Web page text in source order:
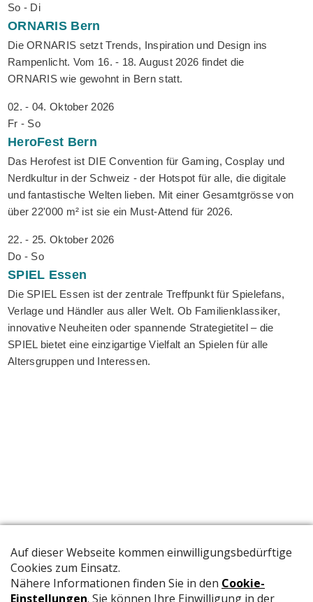
So - Di
ORNARIS Bern
Die ORNARIS setzt Trends, Inspiration und Design ins
Rampenlicht. Vom 16. - 18. August 2026 findet die
ORNARIS wie gewohnt in Bern statt.
02. - 04. Oktober 2026
Fr - So
HeroFest Bern
Das Herofest ist DIE Convention für Gaming, Cosplay und
Nerdkultur in der Schweiz - der Hotspot für alle, die digitale
und fantastische Welten lieben. Mit einer Gesamtgrösse von
über 22'000 m² ist sie ein Must-Attend für 2026.
22. - 25. Oktober 2026
Do - So
SPIEL Essen
Die SPIEL Essen ist der zentrale Treffpunkt für Spielefans,
Verlage und Händler aus aller Welt. Ob Familienklassiker,
innovative Neuheiten oder spannende Strategietitel – die
SPIEL bietet eine einzigartige Vielfalt an Spielen für alle
Altersgruppen und Interessen.